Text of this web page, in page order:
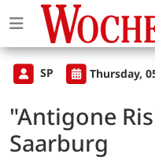
SP Thursday,
"Antigone
Saarburg